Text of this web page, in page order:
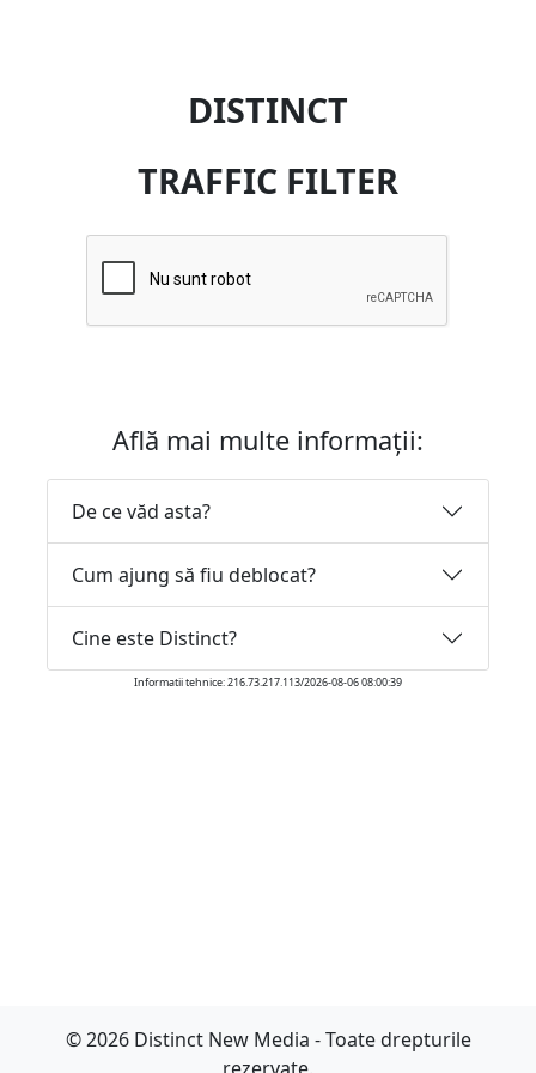
DISTINCT
TRAFFIC FILTER
Află mai multe informații:
De ce văd asta?
Cum ajung să fiu deblocat?
Cine este Distinct?
Informatii tehnice: 216.73.217.113/2026-08-06 08:00:39
© 2026 Distinct New Media - Toate drepturile